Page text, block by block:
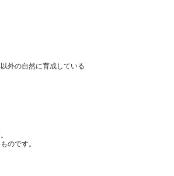
外の自然に育成している
のです。